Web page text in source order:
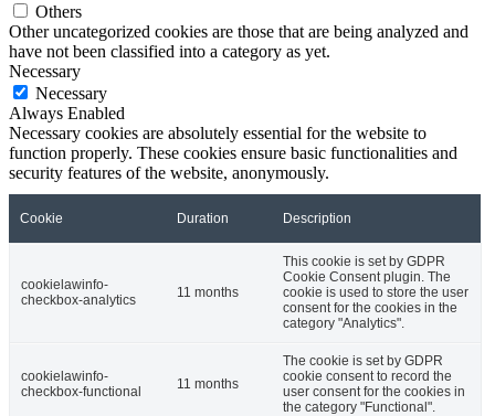
Others
Other uncategorized cookies are those that are being analyzed and
have not been classified into a category as yet.
Necessary
Necessary
Always Enabled
Necessary cookies are absolutely essential for the website to
function properly. These cookies ensure basic functionalities and
security features of the website, anonymously.
Cookie Duration Description
cookielawinfo-
checkbox-analytics
11 months
This cookie is set by GDPR
Cookie Consent plugin. The
cookie is used to store the user
consent for the cookies in the
category "Analytics".
cookielawinfo-
checkbox-functional
11 months
The cookie is set by GDPR
cookie consent to record the
user consent for the cookies in
the category "Functional".